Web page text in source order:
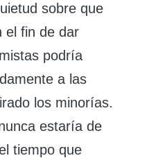
sobre que
el fin de dar
podría
a las
los minorías.
estaría de
tiempo que